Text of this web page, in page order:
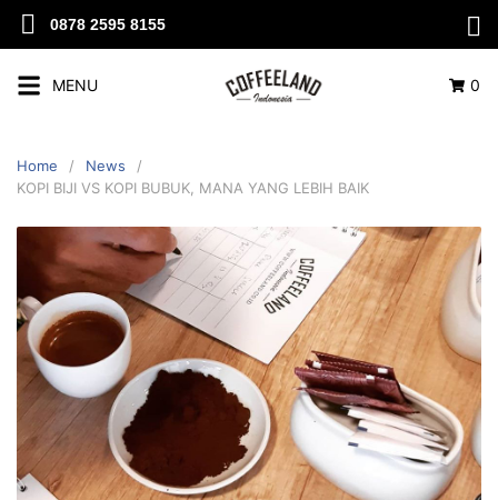
0878 2595 8155
MENU 0
Home
News
KOPI BIJI VS KOPI BUBUK, MANA YANG LEBIH BAIK